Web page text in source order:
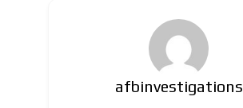
afbinvestigations